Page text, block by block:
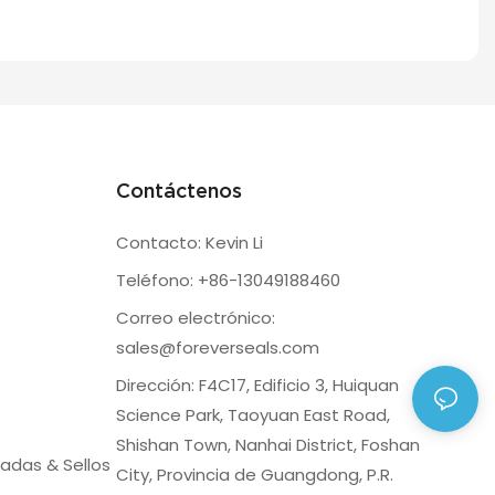
& Sellos
Contáctenos
Contacto: Kevin Li
Teléfono: +86-13049188460
Correo electrónico:
sales@foreverseals.com
Dirección: F4C17, Edificio 3, Huiquan
Science Park, Taoyuan East Road,
Shishan Town, Nanhai District, Foshan
City, Provincia de Guangdong, P.R.